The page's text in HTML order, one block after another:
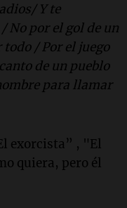
Y te
No por el gol de un
/ Por el juego
de un pueblo
para llamar
exorcista” , "El
quiera, pero él